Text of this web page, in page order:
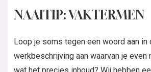
NAAITIP: VAKTERMEN
Loop je soms tegen een woord aan in
werkbeschrijving aan waarvan je